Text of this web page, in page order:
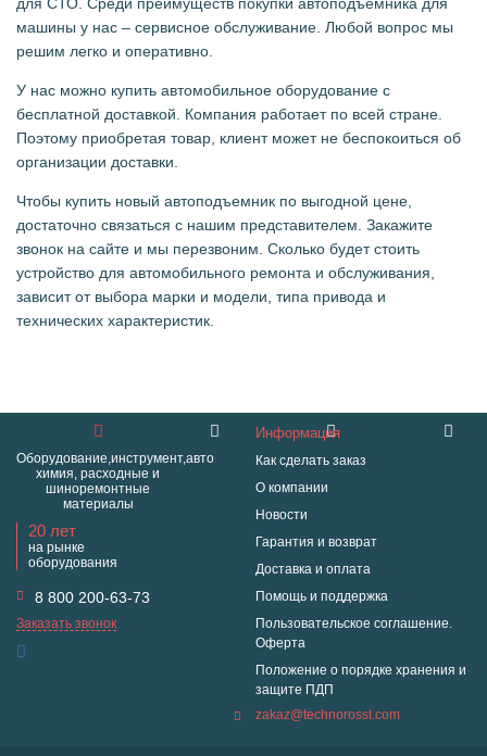
машины у нас – сервисное обслуживание. Любой вопрос мы
решим легко и оперативно.
У нас можно купить автомобильное оборудование с
бесплатной доставкой. Компания работает по всей стране.
Поэтому приобретая товар, клиент может не беспокоиться об
организации доставки.
Чтобы купить новый автоподъемник по выгодной цене,
достаточно связаться с нашим представителем. Закажите
звонок на сайте и мы перезвоним. Сколько будет стоить
устройство для автомобильного ремонта и обслуживания,
зависит от выбора марки и модели, типа привода и
технических характеристик.
Оборудование,инструмент,авто
химия, расходные и
шиноремонтные
материалы
20 лет
на рынке
оборудования
8 800 200-63-73
Заказать звонок
Информация
Как сделать заказ
О компании
Новости
Гарантия и возврат
Доставка и оплата
Помощь и поддержка
Пользовательское соглашение.
Оферта
Положение о порядке хранения и
защите ПДП
zakaz@technorosst.com